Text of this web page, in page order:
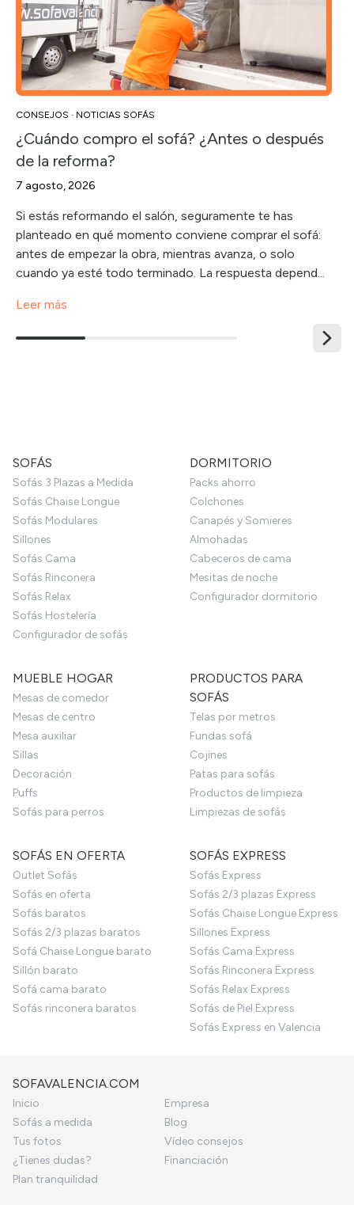
CONSEJOS · NOTICIAS SOFÁS
¿Cuándo compro el sofá? ¿Antes o después
de la reforma?
7 agosto, 2026
Si estás reformando el salón, seguramente te has
planteado en qué momento conviene comprar el sofá:
antes de empezar la obra, mientras avanza, o solo
cuando ya esté todo terminado. La respuesta depend...
Leer más
SOFÁS
Sofás 3 Plazas a Medida
Sofás Chaise Longue
Sofás Modulares
Sillones
Sofás Cama
Sofás Rinconera
Sofás Relax
Sofás Hostelería
Configurador de sofás
DORMITORIO
Packs ahorro
Colchones
Canapés y Somieres
Almohadas
Cabeceros de cama
Mesitas de noche
Configurador dormitorio
MUEBLE HOGAR
Mesas de comedor
Mesas de centro
Mesa auxiliar
Sillas
Decoración
Puffs
Sofás para perros
PRODUCTOS PARA
SOFÁS
Telas por metros
Fundas sofá
Cojines
Patas para sofás
Productos de limpieza
Limpiezas de sofás
SOFÁS EN OFERTA
Outlet Sofás
Sofás en oferta
Sofás baratos
Sofás 2/3 plazas baratos
Sofá Chaise Longue barato
Sillón barato
Sofá cama barato
Sofás rinconera baratos
SOFÁS EXPRESS
Sofás Express
Sofás 2/3 plazas Express
Sofás Chaise Longue Express
Sillones Express
Sofás Cama Express
Sofás Rinconera Express
Sofás Relax Express
Sofás de Piel Express
Sofás Express en Valencia
SOFAVALENCIA.COM
Inicio
Empresa
Sofás a medida
Blog
Tus fotos
Vídeo consejos
¿Tienes dudas?
Financiación
Plan tranquilidad